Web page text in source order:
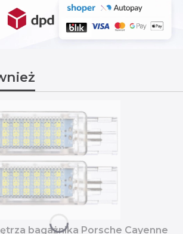
bagażnika Porsche Cayenne